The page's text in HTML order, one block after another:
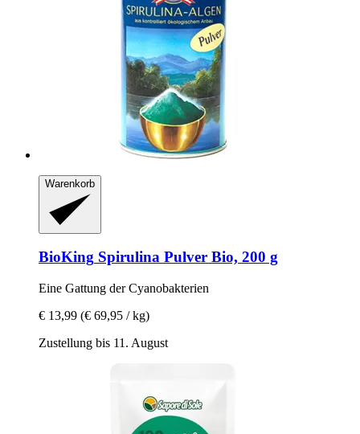
Warenkorb
BioKing Spirulina Pulver Bio, 200 g
Eine Gattung der Cyanobakterien
€ 13,99 (€ 69,95 / kg)
Zustellung bis 11. August